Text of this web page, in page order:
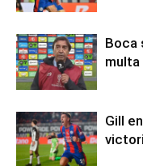
Boca
multa
Gill